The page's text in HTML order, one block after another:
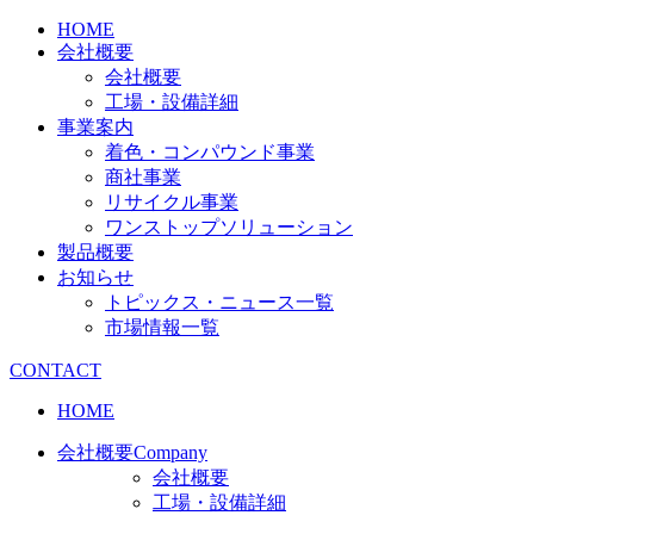
HOME
会社概要
会社概要
工場・設備詳細
事業案内
着色・コンパウンド事業
商社事業
リサイクル事業
ワンストップソリューション
製品概要
お知らせ
トピックス・ニュース一覧
市場情報一覧
CONTACT
HOME
会社概要Company
会社概要
工場・設備詳細